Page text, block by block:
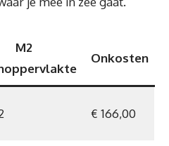
M2
Onkosten
€ 166,00